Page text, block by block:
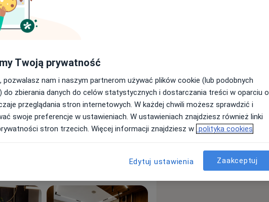
schorzeń jamy ustnej, części
Zainteresowania
implantologia czaszkowo-
Wydziału Lekarsko-
z 2001 r.
w Klinice Chirurgii Szczękowo-
W latach 2004-2011 asystent
Centrum Medycznego
zjazdowych z zakresu
Twoją prywatność
pozwalasz nam i naszym partnerom używać plików cookie (lub podobnych
do zbierania danych do celów statystycznych i dostarczania treści w oparciu o
przeglądania stron internetowych. W każdej chwili możesz sprawdzić i
swoje preferencje w ustawieniach. W ustawieniach znajdziesz również linki
stron trzecich. Więcej informacji znajdziesz w polityka cookies
Edytuj ustawienia Zaakceptuj